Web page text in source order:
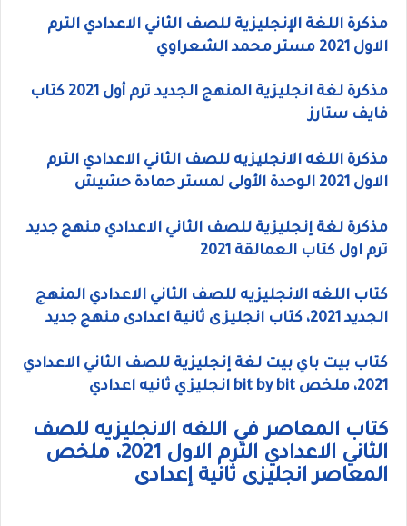
مذكرة اللغة الإنجليزية للصف الثاني الاعدادي الترم
الاول 2021 مستر محمد الشعراوي
مذكرة لغة انجليزية المنهج الجديد ترم أول 2021 كتاب
فايف ستارز
مذكرة اللغه الانجليزيه للصف الثاني الاعدادي الترم
الاول 2021 الوحدة الأولى لمستر حمادة حشيش
مذكرة لغة إنجليزية للصف الثاني الاعدادي منهج جديد
ترم اول كتاب العمالقة 2021
كتاب اللغه الانجليزيه للصف الثاني الاعدادي المنهج
الجديد 2021، كتاب انجليزى ثانية اعدادى منهج جديد
كتاب بيت باي بيت لغة إنجليزية للصف الثاني الاعدادي
2021، ملخص bit by bit انجليزي ثانيه اعدادي
كتاب المعاصر في اللغه الانجليزيه للصف
الثاني الاعدادي الترم الاول 2021، ملخص
المعاصر انجليزى ثانية إعدادى